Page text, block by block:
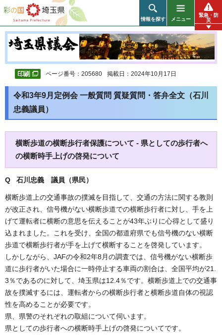
彩の国 埼玉県
情報を探す メニュー
緊急・防
災
ページ番号：205680 掲載日：2024年10月17日
令和3年9月定例会 一般質問 質疑質問・答弁全文（石川
忠義議員）
横断歩道の横断歩行者保護について - 県としての歩行者へ
の横断時手上げの啓発について
Q 石川忠義 議員（県民）
横断歩道上の交通事故の撲滅を目指して、交通の方法に関する教則
が改正され、信号機がない横断歩道での横断歩行者に対し、手を上
げて運転者に横断の意思を伝えることが43年ぶりに心得として盛り
込まれました。これを受け、全国の都道府県でも信号機のない横断
歩道で横断歩行者が手を上げて横断することを啓発しています。
しかしながら、JAFの令和2年8月の調査では、信号機がない横断歩
道に歩行者がいた場合に一時停止する車両の割合は、全国平均が21.
3％であるのに対して、埼玉県は12.4％です。横断歩道上での交通事
故を撲滅するには、運転者からの横断歩行者と横断歩道自体の視認
性を高めることが必要です。
県、県警のそれぞれの取組について伺います。
県としての歩行者への横断時手上げの啓発についてです。